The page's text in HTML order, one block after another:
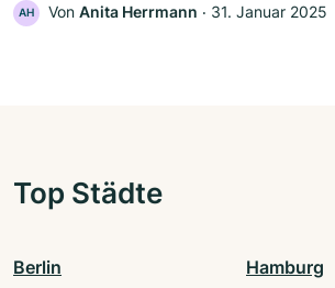
AH Von Anita Herrmann ‧ 31. Januar 2025
Top Städte
Berlin Hamburg